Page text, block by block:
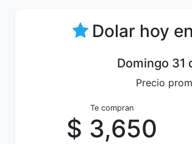
Dolar hoy
Domingo 31
Precio
Te compran
$ 3,650